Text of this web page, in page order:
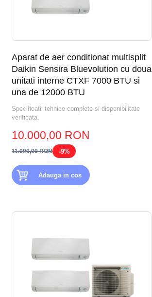
Aparat de aer conditionat multisplit
Daikin Sensira Bluevolution cu doua
unitati interne CTXF 7000 BTU si
una de 12000 BTU
Specificatii tehnice complete si disponibilitate
verificata.
10.000,00 RON
11.000,00 RON -9%
Adauga in cos